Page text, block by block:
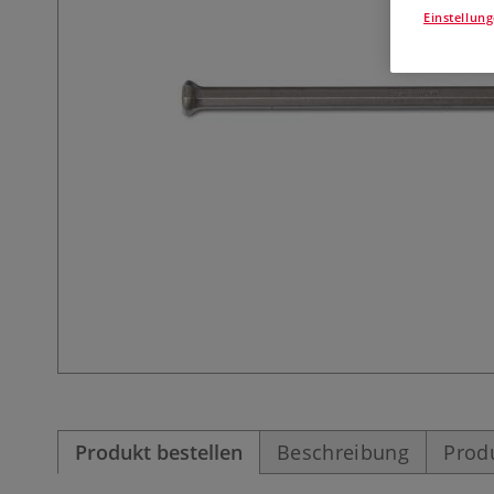
Produkt bestellen Beschreibung